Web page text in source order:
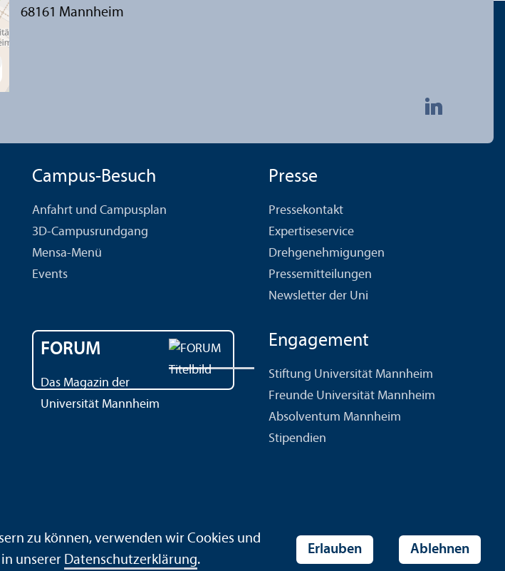
68161 Mannheim
Campus-Besuch
Anfahrt und Campusplan
3D-Campusrundgang
Mensa-Menü
Events
Presse
Pressekontakt
Expertiseservice
Drehgenehmigungen
Pressemitteilungen
Newsletter der Uni
FORUM
Das Magazin der
Universität Mannheim
Engagement
Stiftung Universität Mannheim
Freunde Universität Mannheim
Absolventum Mannheim
Stipendien
zu können, verwenden wir Cookies und
unserer Datenschutz­erklärung.
Erlauben Ablehnen